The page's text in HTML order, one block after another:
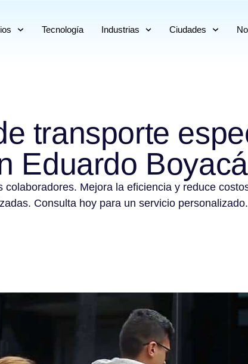
Tecnología Industrias Ciudades
transporte
Eduardo Boyacá
colaboradores. Mejora la eficiencia y reduce
Consulta hoy para un servicio personalizado.